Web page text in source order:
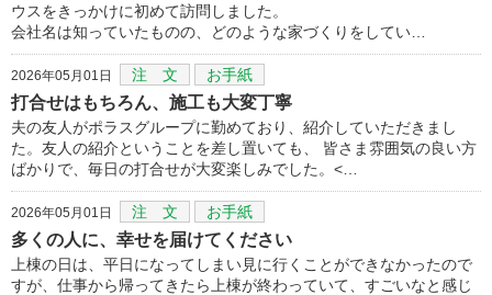
ウスをきっかけに初めて訪問しました。
会社名は知っていたものの、どのような家づくりをしてい…
2026年05月01日 注 文 お手紙
打合せはもちろん、施工も大変丁寧
夫の友人がポラスグループに勤めており、紹介していただきまし
た。友人の紹介ということを差し置いても、 皆さま雰囲気の良い方
ばかりで、毎日の打合せが大変楽しみでした。<…
2026年05月01日 注 文 お手紙
多くの人に、幸せを届けてください
上棟の日は、平日になってしまい見に行くことができなかったので
すが、仕事から帰ってきたら上棟が終わっていて、すごいなと感じ